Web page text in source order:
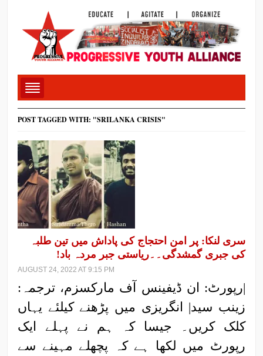
POST TAGGED WITH: "SRILANKA CRISIS"
سری لنکا: پر امن احتجاج کی پاداش میں تین طلبہ
کی جبری گمشدگی۔۔ریاستی جبر مردہ باد!
AUGUST 24, 2022 AT 9:15 PM
|رپورٹ: ان ڈیفینس آف مارکسزم، ترجمہ:
زینب سید| انگریزی میں پڑھنے کیلئے یہاں
کلک کریں۔ جیسا کہ ہم نے پہلے ایک
رپورٹ میں لکھا ہے کہ پچھلے مہینے سے